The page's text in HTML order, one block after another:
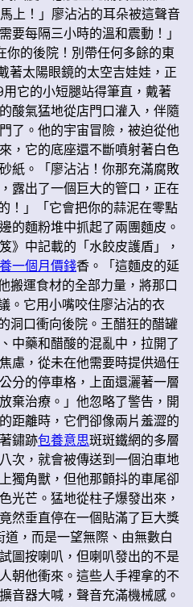
上！」廖沾沾的耳朵被這聲音
每隔三小時的溫和震動！」
你的後院！別帶任何多餘的東
著太陽眼鏡的太空吉娃娃，正
它的小短腿站得筆直，戴著
酸氣猛地從店門口灌入，伴隨
了。他的宇宙冒險，被迫從他
，它的底座還不斷噴射著白色
紙。「廖沾沾！你那充滿腐敗
露出了一個巨大的管口，正在
！」「它會把你的蒜泥在零點
的麵粉堆中抓起了兩團麵皮。
》中記載的「水餃皮護盾」，
一個月價錢香。「這麵皮的延
搬運食材的全部力量，將那口
。它用小嘴咬住廖沾沾的衣
洞口衝向後院。王醋狂的醋罐
中藥和醋酸的混亂中，拉開了
慮，從未在他需要時提供過任
分的停車格，上面還灑著一層
棄治療。」他忽略了警告，開
距離時，它們卻像兩片羞澀的
鏽跡包養意思斑斑鐵網的多層
次，就會被傳送到一個泊車地
獨角獸，但他那顫抖的車尾卻
光芒。猛地從柱子爆發出來，
然垂直停在一個貼滿了巨大獎
，而是一望無際、由無數白
圖按喇叭，但喇叭發出的不是
朝他衝來。這些人手裡拿的不
音器大喊，聲音充滿機械感。